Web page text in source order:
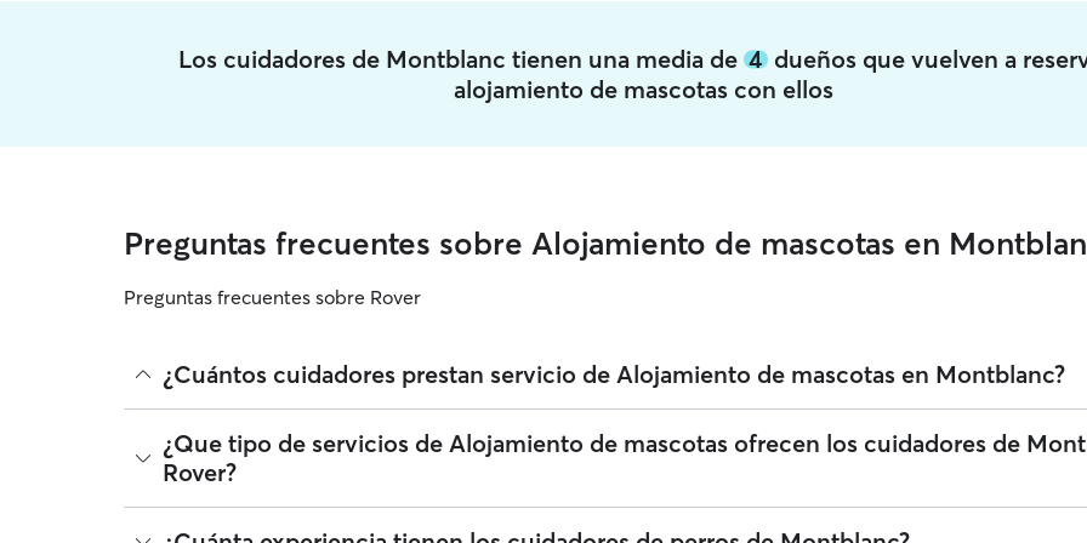
Los cuidadores de Montblanc tienen una media de 4dueños que vuelven a
alojamiento de mascotas con ellos
Preguntas frecuentes sobre Alojamiento de mascotas en
Preguntas frecuentes sobre Rover
¿Cuántos cuidadores prestan servicio de Alojamiento de mascotas en Montblanc?
A fecha de agosto 2026, 210 cuidadores ha prestado servicios de Alojamiento de mascotas en Montblanc. Puedes
ampliar el radio, leer reseñas y comparar precios para encontrar al cuidador perfecto cerca de ti. Te recordamos que los
Alojamiento de mascotas que se unen a Rover deben someterse a una verificación de identidad tanto para tu seguridad
perro.
¿Que tipo de servicios de Alojamiento de mascotas ofrecen los cuidadores de
Rover?
Rover facilita la localización de cuidadores con Alojamiento de mascotas en Montblanc que ofrecen una atención